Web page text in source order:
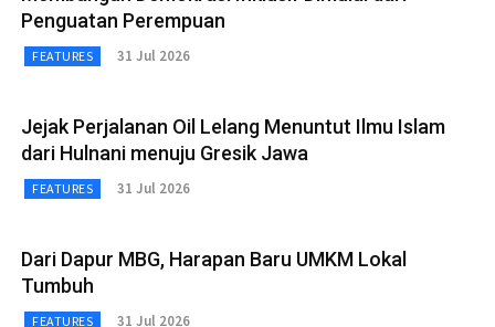
Penguatan Perempuan
FEATURES 31 Jul 2026
Jejak Perjalanan Oil Lelang Menuntut Ilmu Islam
dari Hulnani menuju Gresik Jawa
FEATURES 31 Jul 2026
Dari Dapur MBG, Harapan Baru UMKM Lokal
Tumbuh
FEATURES 31 Jul 2026